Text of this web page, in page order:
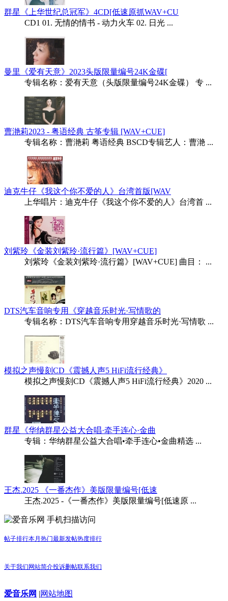
群星《上华世纪总冠军》4CD[低速原抓WAV+CU
CD1 01. 无情的情书 - 动力火车 02. 日光 ...
曼里《爱有天意》2023头版限量编号24K金碟[
专辑名称：爱有天意（头版限量编号24K金碟） 专 ...
曹滟莉2023 - 粤语经典 古筝专辑 [WAV+CUE]
专辑名称：曹滟莉 粤语经典 BSCD专辑艺人：曹滟 ...
迪克牛仔《我这个你不爱的人》台湾首版[WAV
上华唱片：迪克牛仔《我这个你不爱的人》台湾首 ...
刘紫玲《金装刘紫玲·流行篇》[WAV+CUE]
刘紫玲《金装刘紫玲·流行篇》[WAV+CUE] 曲目： ...
DTS汽车音响专用《穿越音乐时光·写情歌的
专辑名称：DTS汽车音响专用穿越音乐时光·写情歌 ...
模拟之声慢刻CD《震撼人声5 HiFi流行经典》
模拟之声慢刻CD《震撼人声5 HiFi流行经典》2020 ...
群星《华纳群星公益大合唱·牵手连心·金曲
专辑：华纳群星公益大合唱•牵手连心•金曲精选 ...
王杰.2025 《一番杰作》美版限量编号[低速
王杰.2025 -《一番杰作》美版限量编号[低速原 ...
手机扫描访问
帖子排行本月热门最新发帖热度排行
关于我们 网站简介投诉删帖联系我们
爱音乐网 |网站地图